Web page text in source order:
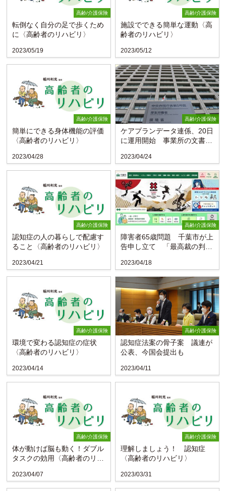
高齢/介護保険
転倒なく自分の足で歩くため
に〈高齢者のリハビリ〉
2023/05/19
高齢/介護保険
施設でできる簡単な運動〈高
齢者のリハビリ〉
2023/05/12
高齢/介護保険
簡単にできる身体機能の評価
〈高齢者のリハビリ〉
2023/04/28
高齢/介護保険
ケアプランデータ連係、20日
に運用開始 事業所の文書負
2023/04/24
高齢/介護保険
認知症の人の暮らしで配慮す
ること〈高齢者のリハビリ〉
2023/04/21
高齢/介護保険
障害者65歳問題 千葉市が上
告申し立て 「最高裁の判断
2023/04/18
高齢/介護保険
環境で変わる認知症の症状
〈高齢者のリハビリ〉
2023/04/14
高齢/介護保険
認知症法案の骨子案 議連が
公表、今国会提出も
2023/04/11
高齢/介護保険
体が動けば脳も動く！ダブル
タスクの効用〈高齢者のリハ
2023/04/07
高齢/介護保険
理解しましょう！ 認知症
〈高齢者のリハビリ〉
2023/03/31